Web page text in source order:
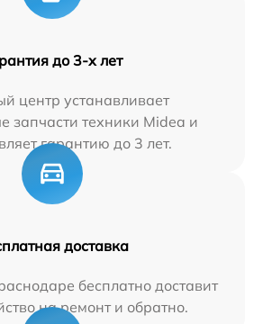
до 3-х лет
центр устанавливает
запчасти техники Midea и
гарантию до 3 лет.
доставка
бесплатно доставит
на ремонт и обратно.